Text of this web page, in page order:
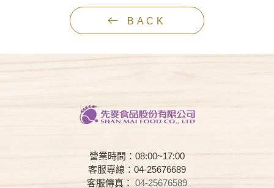
BACK
營業時間：08:00~17:00
客服專線：04-25676689
客服傳真： 04-25676589